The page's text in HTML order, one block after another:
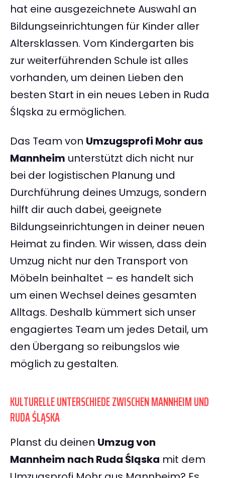
hat eine ausgezeichnete Auswahl an
Bildungseinrichtungen für Kinder aller
Altersklassen. Vom Kindergarten bis
zur weiterführenden Schule ist alles
vorhanden, um deinen Lieben den
besten Start in ein neues Leben in Ruda
Śląska zu ermöglichen.
Das Team von Umzugsprofi Mohr aus
Mannheim unterstützt dich nicht nur
bei der logistischen Planung und
Durchführung deines Umzugs, sondern
hilft dir auch dabei, geeignete
Bildungseinrichtungen in deiner neuen
Heimat zu finden. Wir wissen, dass dein
Umzug nicht nur den Transport von
Möbeln beinhaltet – es handelt sich
um einen Wechsel deines gesamten
Alltags. Deshalb kümmert sich unser
engagiertes Team um jedes Detail, um
den Übergang so reibungslos wie
möglich zu gestalten.
KULTURELLE UNTERSCHIEDE ZWISCHEN MANNHEIM UND
RUDA ŚLĄSKA
Planst du deinen Umzug von
Mannheim nach Ruda Śląska mit dem